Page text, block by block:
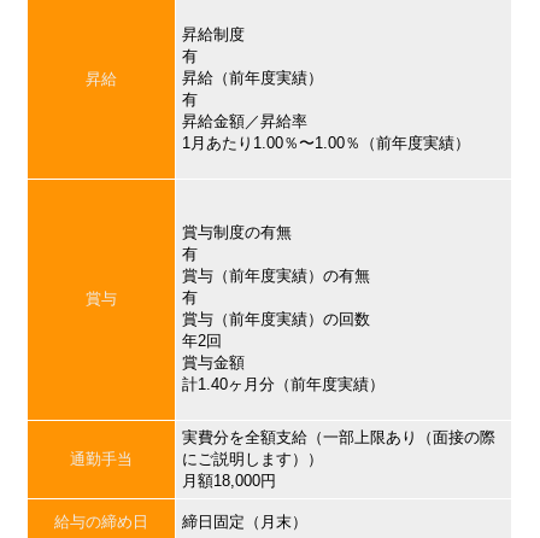
昇給
昇給制度
有
昇給（前年度実績）
有
昇給金額／昇給率
1月あたり1.00％〜1.00％（前年度実績）
賞与
賞与制度の有無
有
賞与（前年度実績）の有無
有
賞与（前年度実績）の回数
年2回
賞与金額
計1.40ヶ月分（前年度実績）
通勤手当
実費分を全額支給（一部上限あり（面接の際
にご説明します））
月額18,000円
給与の締め日 締日固定（月末）